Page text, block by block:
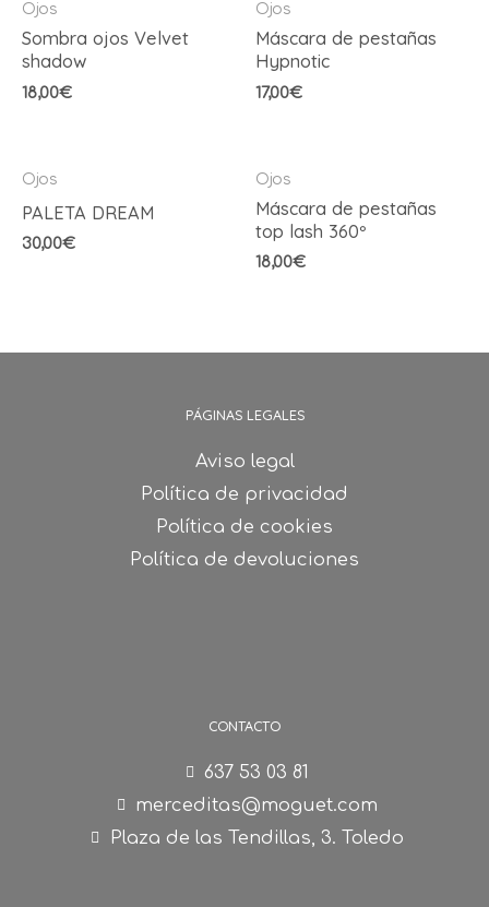
Ojos
Sombra ojos Velvet
shadow
18,00€
Ojos
Máscara de pestañas
Hypnotic
17,00€
Ojos
PALETA DREAM
30,00€
Ojos
Máscara de pestañas
top lash 360º
18,00€
CONTACTO
637 53 03 81
merceditas@moguet.com
Plaza de las Tendillas, 3. Toledo
PÁGINAS LEGALES
Aviso legal
Política de privacidad
Política de cookies
Política de devoluciones